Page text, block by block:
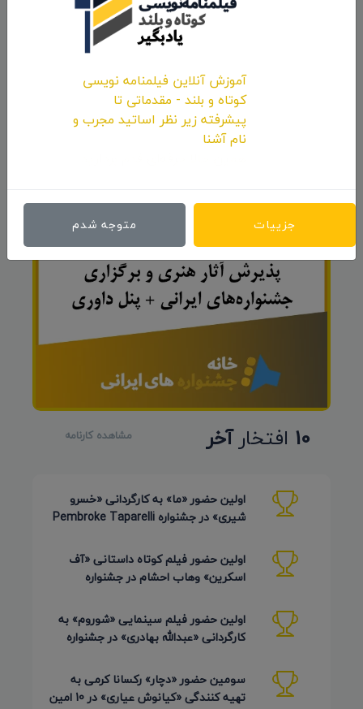
ارسال نظر
10 افتخارآخر مشاهده کارنامه
اولین حضور «ما» به کارگردانی «خسرو
شیری» در جشنواره Pembroke Taparelli
اولین حضور فیلم کوتاه داستانی «آف
اسکرین» وهاب احشام در جشنواره
اولین حضور فیلم سینمایی «شوروم» به
کارگردانی «عبدالله بهادری» در جشنواره
سومین حضور «دچار» رکسانا کرمی به
تهیه کنندگی «کیانوش عیاری» در 10 امین
آموزش آنلاین فیلمنامه نویسی
کوتاه و بلند - مقدماتی تا
پیشرفته زیر نظر اساتید مجرب و
نام آشنا
جزییات متوجه شدم